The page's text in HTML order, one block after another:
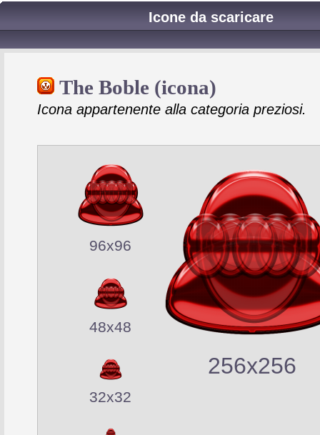
Icone da scaricare
The Boble (icona)
Icona appartenente alla categoria preziosi.
96x96
48x48
32x32
256x256